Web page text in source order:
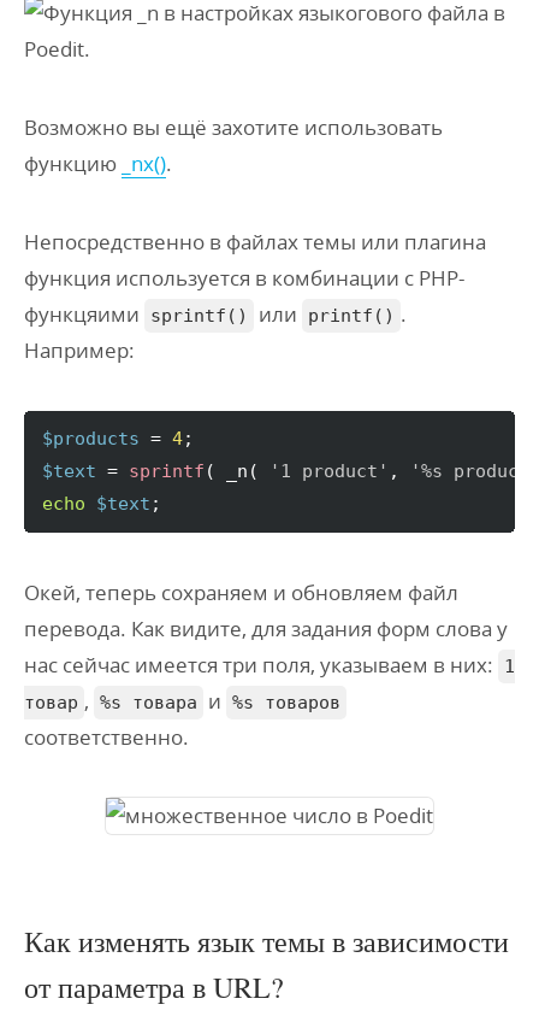
Возможно вы ещё захотите использовать
функцию _nx().
Непосредственно в файлах темы или плагина
функция используется в комбинации с PHP-
функцяими
sprintf() или printf() .
Например:
$products = 4
$text = sprintf ( _n ( '1 product' ,
'%s product'
echo
$text ;
Окей, теперь сохраняем и обновляем файл
перевода. Как видите, для задания форм слова у
нас сейчас имеется три поля, указываем в них:
1
товар , %s товара и %s товаров
соответственно.
Как изменять язык темы в зависимости
от параметра в URL?